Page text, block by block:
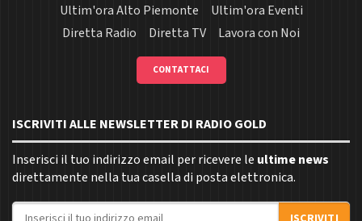
Ultim'ora Alto Piemonte
Ultim'ora Eventi
Diretta Radio
Diretta TV Lavora con Noi
CONTATTACI
ISCRIVITI ALLE NEWSLETTER DI RADIO GOLD
Inserisci il tuo indirizzo email per ricevere le ultime news
direttamente nella tua casella di posta elettronica.
Indirizzo email